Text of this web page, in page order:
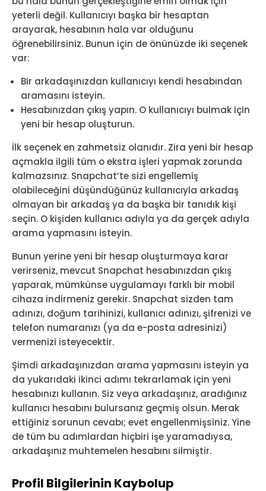
yeterli değil. Kullanıcıyı başka bir hesaptan
arayarak, hesabının hala var olduğunu
öğrenebilirsiniz. Bunun için de önünüzde iki seçenek
var:
Bir arkadaşınızdan kullanıcıyı kendi hesabından
aramasını isteyin.
Hesabınızdan çıkış yapın. O kullanıcıyı bulmak için
yeni bir hesap oluşturun.
İlk seçenek en zahmetsiz olanıdır. Zira yeni bir hesap
açmakla ilgili tüm o ekstra işleri yapmak zorunda
kalmazsınız. Snapchat’te sizi engellemiş
olabileceğini düşündüğünüz kullanıcıyla arkadaş
olmayan bir arkadaş ya da başka bir tanıdık kişi
seçin. O kişiden kullanıcı adıyla ya da gerçek adıyla
arama yapmasını isteyin.
Bunun yerine yeni bir hesap oluşturmaya karar
verirseniz, mevcut Snapchat hesabınızdan çıkış
yaparak, mümkünse uygulamayı farklı bir mobil
cihaza indirmeniz gerekir. Snapchat sizden tam
adınızı, doğum tarihinizi, kullanıcı adınızı, şifrenizi ve
telefon numaranızı (ya da e-posta adresinizi)
vermenizi isteyecektir.
Şimdi arkadaşınızdan arama yapmasını isteyin ya
da yukarıdaki ikinci adımı tekrarlamak için yeni
hesabınızı kullanın. Siz veya arkadaşınız, aradığınız
kullanıcı hesabını bulursanız geçmiş olsun. Merak
ettiğiniz sorunun cevabı; evet engellenmişsiniz. Yine
de tüm bu adımlardan hiçbiri işe yaramadıysa,
arkadaşınız muhtemelen hesabını silmiştir.
Profil Bilgilerinin Kaybolup